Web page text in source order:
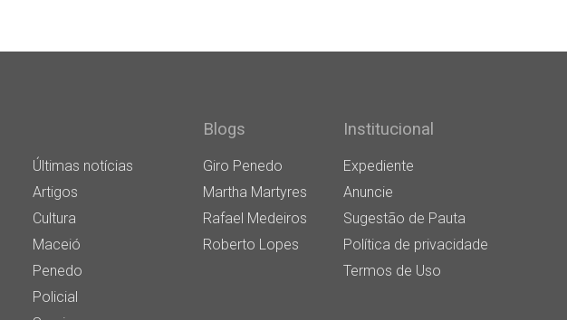
Últimas notícias
Artigos
Cultura
Maceió
Penedo
Policial
Blogs
Giro Penedo
Martha Martyres
Rafael Medeiros
Roberto Lopes
Institucional
Expediente
Anuncie
Sugestão de Pauta
Política de privacidade
Termos de Uso